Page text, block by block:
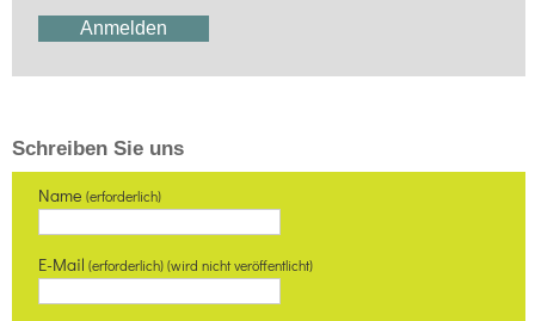
Schreiben Sie uns
Name (erforderlich)
E-Mail (erforderlich) (wird nicht veröffentlicht)